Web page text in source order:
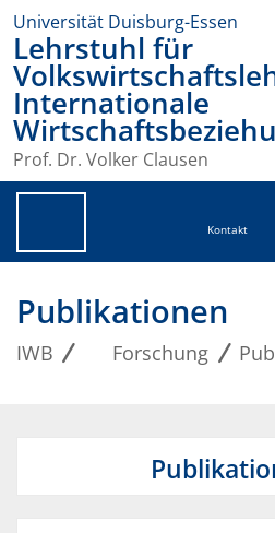
Universität Duisburg-Essen
Lehrstuhl für
Internationale
Prof. Dr. Volker Clausen
Kontakt
Publikationen
IWB Forschung